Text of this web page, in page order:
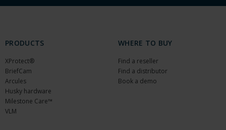
PRODUCTS
XProtect®
BriefCam
Arcules
Husky hardware
Milestone Care™
VLM
WHERE TO BUY
Find a reseller
Find a distributor
Book a demo